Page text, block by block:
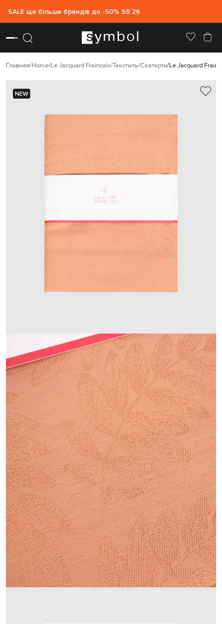
SALE ще більше брендів до -50% SS`26
Главная Home Le Jacquard Fraincais Текстиль Скатерти Le Jacquard
NEW